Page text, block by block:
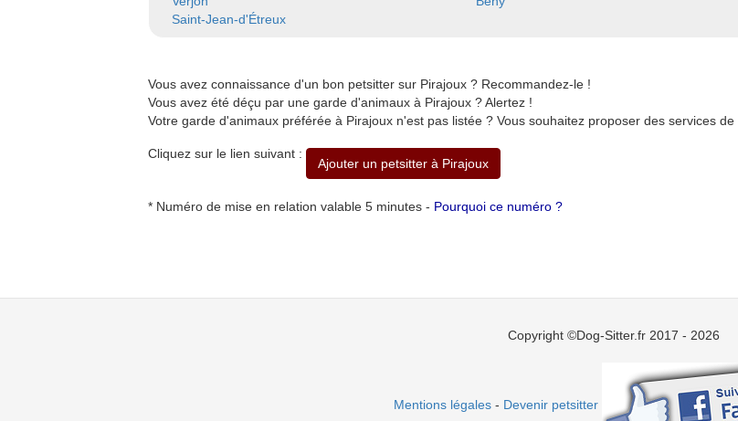
Saint-Jean-d'Étreux
Vous avez connaissance d'un bon petsitter sur Pirajoux ? Recommandez-le !
Vous avez été déçu par une garde d'animaux à Pirajoux ? Alertez !
Votre garde d'animaux préférée à Pirajoux n'est pas listée ? Vous souhaitez proposer des services de
Cliquez sur le lien suivant :
Ajouter un petsitter à Pirajoux
* Numéro de mise en relation valable 5 minutes - Pourquoi ce numéro ?
Copyright ©Dog-Sitter.fr 2017 - 2026
Mentions légales- Devenir petsitter